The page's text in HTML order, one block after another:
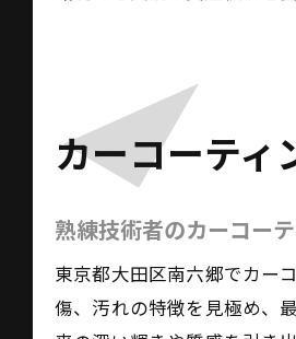
カーコーティ
熟練技術者のカーコー
東京都大田区南六郷でカー
傷、汚れの特徴を見極め、